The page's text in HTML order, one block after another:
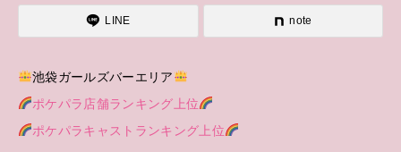
LINE note
池袋ガールズバーエリア
ポケパラ店舗ランキング上位
ポケパラキャストランキング上位